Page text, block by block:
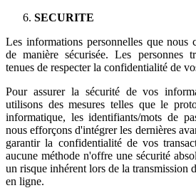
SECURITE
Les informations personnelles que nous
de manière sécurisée. Les personnes
tenues de respecter la confidentialité de
Pour assurer la sécurité de vos
utilisons des mesures telles que le
informatique, les identifiants/mots de
nous efforçons d'intégrer les dernières
garantir la confidentialité de vos
aucune méthode n'offre une sécurité
un risque inhérent lors de la transmission
en ligne.